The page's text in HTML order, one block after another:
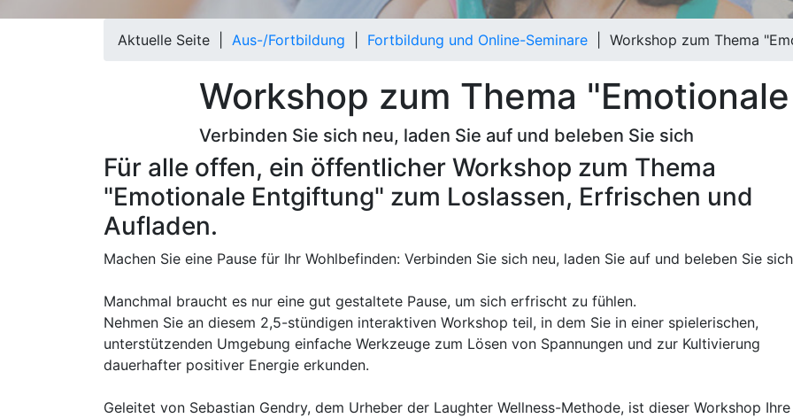
Aktuelle Seite | Aus-/Fortbildung Fortbildung und Online-Seminare Workshop zum Thema
Workshop zum Thema
Verbinden Sie sich neu, laden Sie auf und beleben Sie sich
Für alle offen, ein öffentlicher Workshop zum Thema
"Emotionale Entgiftung" zum Loslassen, Erfrischen und
Aufladen.
Machen Sie eine Pause für Ihr Wohlbefinden: Verbinden Sie sich neu, laden Sie auf und beleben Sie
Manchmal braucht es nur eine gut gestaltete Pause, um sich erfrischt zu fühlen.
Nehmen Sie an diesem 2,5-stündigen interaktiven Workshop teil, in dem Sie in einer spielerischen,
unterstützenden Umgebung einfache Werkzeuge zum Lösen von Spannungen und zur Kultivierung
dauerhafter positiver Energie erkunden.
Geleitet von Sebastian Gendry, dem Urheber der Laughter Wellness-Methode, ist dieser Workshop Ihre